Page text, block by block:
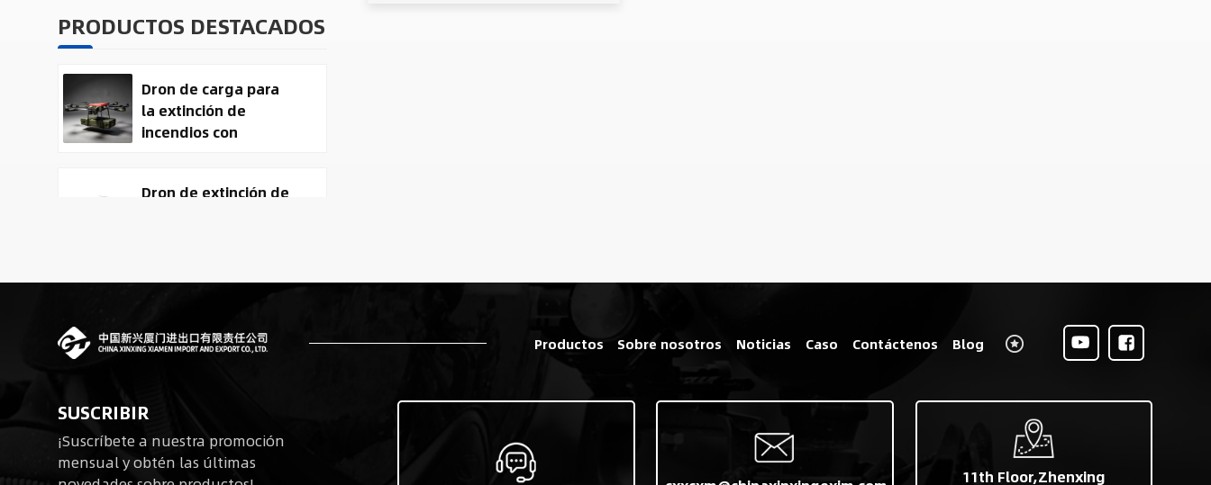
PRODUCTOS DESTACADOS
Dron de carga para
la extinción de
incendios con
Dron de extinción de
útil de 100 kg.
surveillance UAV
Drone Manufacturer
biomiméticos para
operaciones tácticas
Productos Sobre nosotros Noticias Caso Contáctenos Blog
SUSCRIBIR
¡Suscríbete a nuestra promoción
mensual y obtén las últimas
11th Floor,Zhenxing